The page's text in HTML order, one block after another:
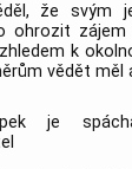
že svým
ohrozit zájem
k
vědět měl
je